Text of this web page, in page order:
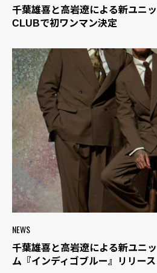
千葉雄喜と高岩遼による新ユニ
CLUBで初ワンマン決定
NEWS
千葉雄喜と高岩遼による新ユニ
ム『インディゴブルー』リリース